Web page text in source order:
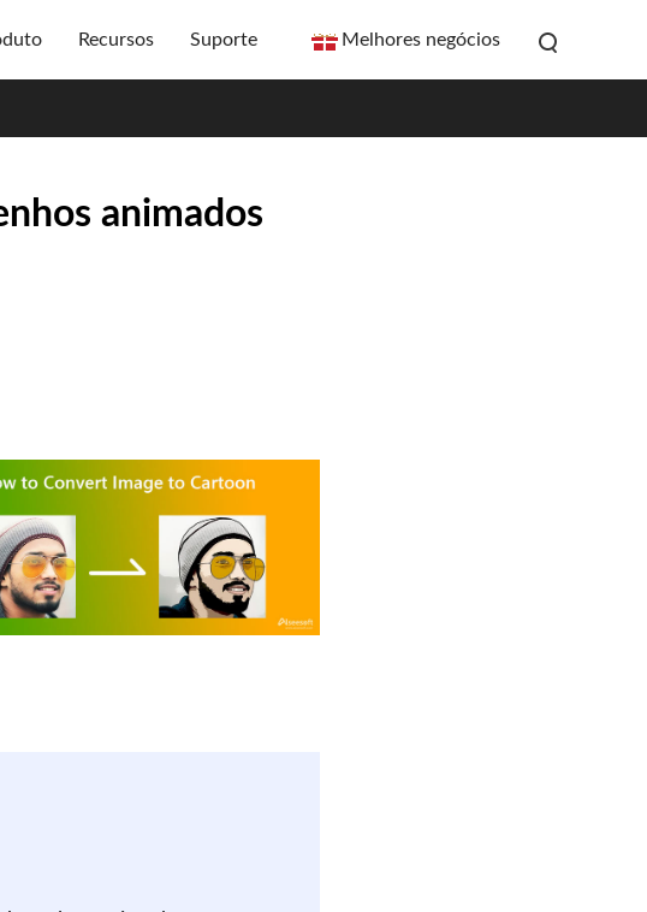
Recursos Suporte Melhores negócios
animados